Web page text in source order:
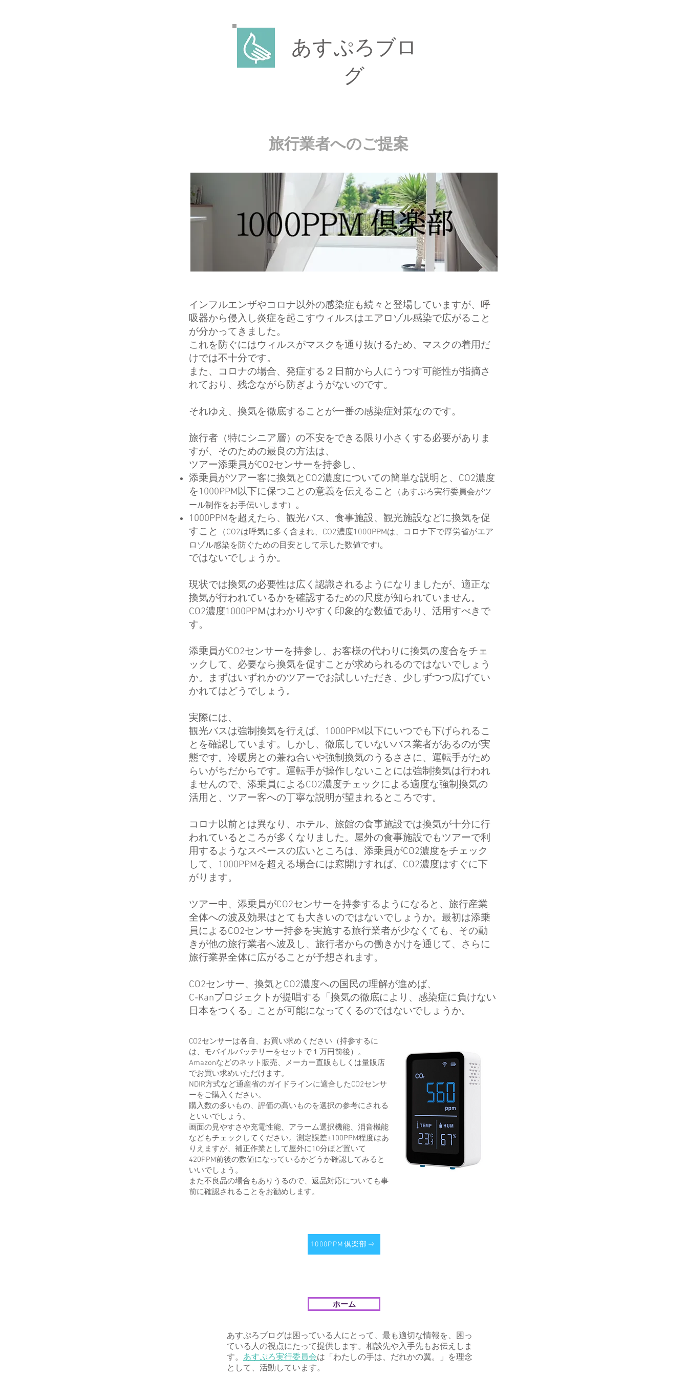
あすぷろブロ
グ
旅行業者へのご提案
インフルエンザやコロナ以外の感染症も続々と登場していますが、呼
吸器から侵入し炎症を起こすウィルスはエアロゾル感染で広がること
が分かってきました。
これを防ぐにはウィルスがマスクを通り抜けるため、マスクの着用だ
けでは不十分です。
また、コロナの場合、発症する２日前から人にうつす可能性が指摘さ
れており、残念ながら防ぎようがないのです。
それゆえ、換気を徹底することが一番の感染症対策なのです。
旅行者（特にシニア層）の不安をできる限り小さくする必要がありま
すが、そのための最良の方法は、
ツアー添乗員がCO2センサーを持参し、
添乗員がツアー客に換気とCO2濃度についての簡単な説明と、CO2濃度
を1000PPM以下に保つことの意義を伝えること
（あすぷろ実行委員会がツ
ール制作をお手伝いします） 。
1000PPMを超えたら、観光バス、食事施設、観光施設などに換気を促
すこと
（CO2は呼気に多く含まれ、CO2濃度1000PPMは、コロナ下で厚労省がエア
ロゾル感染を防ぐための目安として示した数値です)。
ではないでしょうか。
現状では換気の必要性は広く認識されるようになりましたが、適正な
換気が行われているかを確認するための尺度が知られていません。
CO2濃度1000PPＭはわかりやすく印象的な数値であり、活用すべきで
す。
添乗員がCO2センサーを持参し、お客様の代わりに換気の度合をチェ
ックして、必要なら換気を促すことが求められるのではないでしょう
か。まずはいずれかのツアーでお試しいただき、少しずつつ広げてい
かれてはどうでしょう。
実際には、
観光バスは強制換気を行えば、1000PPM以下にいつでも下げられるこ
とを確認しています。しかし、 徹底していないバス業者があるのが実
態です。 冷暖房との兼ね合いや強制換気のうるささに、運転手がため
らいがちだからです。運転手が操作しないことには強制換気は行われ
ませんので、添乗員によるCO2濃度チェックによる適度な強制換気の
活用と、ツアー客への丁寧な説明が望まれるところです。
コロナ以前とは異なり、ホテル、旅館の食事施設では換気が十分に行
われているところが多くなりました。屋外の食事施設でもツアーで利
用するようなスペースの広いところは、添乗員がCO2濃度をチェック
して、1000PPMを超える場合には窓開けすれば、CO2濃度はすぐに下
がります。
ツアー中、添乗員がCO2センサーを持参するようになると、旅行産業
全体への波及効果はとても大きいのではないでしょうか。最初は添乗
員によるCO2センサー持参を実施する旅行業者が少なくても、その動
きが他の旅行業者へ波及し、旅行者からの働きかけを通じて、さらに
旅行業界全体に広がることが予想されます。
CO2センサー、換気とCO2濃度への国民の理解が進めば、
C-Kanプロジェクトが提唱する「換気の徹底により、感染症に負けない
日本をつくる」ことが可能になってくるのではないでしょうか。
CO2センサーは各自、お買い求めください（持参するに
は、モバイルバッテリーをセットで１万円前後）。
Amazonなどのネット販売、メーカー直販もしくは量販店
でお買い求めいただけます。
NDIR方式など通産省のガイドラインに適合したCO2センサ
ーをご購入ください。
購入数の多いもの、評価の高いものを選択の参考にされる
といいでしょう。
画面の見やすさや充電性能、アラーム選択機能、消音機能
などもチェックしてください。測定誤差±100PPM程度はあ
りえますが、補正作業として屋外に10分ほど置いて
420PPM前後の数値になっているかどうか確認してみると
いいでしょう。
また不良品の場合もありうるので、返品対応についても事
前に確認されることをお勧めします。
1000PPM倶楽部⇒
ホーム
あすぷろブログは困っている人にとって、最も適切な情報を、困っ
ている人の視点にたって提供します。相談先や入手先もお伝えしま
す。 あすぷろ実行委員会は「わたしの手は、だれかの翼。」を理念
として、活動しています。